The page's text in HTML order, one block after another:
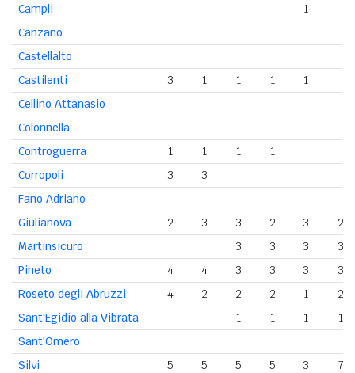
Campli
1
Canzano
Castellalto
Castilenti
3 1 1 1
1
Cellino Attanasio
Colonnella
Controguerra
1 1 1
1
Corropoli
3
3
Fano Adriano
Giulianova
2 3 3 2 3
2
Martinsicuro
3 3 3
3
Pineto
4 4 3 3 3
3
Roseto degli Abruzzi
4 2 2 2 1
2
Sant'Egidio alla Vibrata
1 1 1
1
Sant'Omero
Silvi
5 5 5 5 3
7